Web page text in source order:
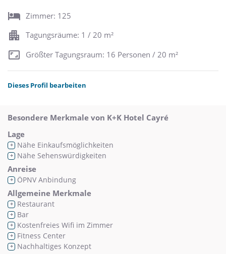
Zimmer: 125
Tagungsräume: 1 / 20 m²
Größter Tagungsraum: 16 Personen / 20 m²
Dieses Profil bearbeiten
Besondere Merkmale von K+K Hotel Cayré
Lage
+ Nähe Einkaufsmöglichkeiten
+ Nähe Sehenswürdigkeiten
Anreise
+ ÖPNV Anbindung
Allgemeine Merkmale
+ Restaurant
+ Bar
+ Kostenfreies Wifi im Zimmer
+ Fitness Center
+ Nachhaltiges Konzept